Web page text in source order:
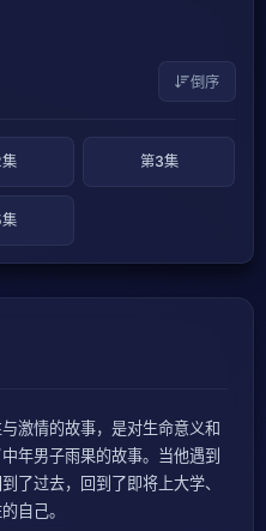
倒序
第3集
激情的故事，是对生命意义和
年男子雨果的故事。当他遇到
了过去，回到了即将上大学、
自己。